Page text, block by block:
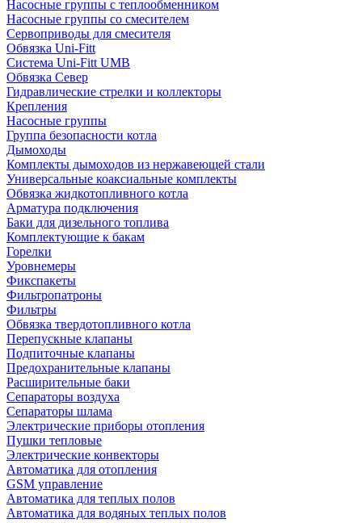
Насосные группы с теплообменником
Насосные группы со смесителем
Сервоприводы для смесителя
Обвязка Uni-Fitt
Система Uni-Fitt UMB
Обвязка Север
Гидравлические стрелки и коллекторы
Крепления
Насосные группы
Группа безопасности котла
Дымоходы
Комплекты дымоходов из нержавеющей стали
Универсальные коаксиальные комплекты
Обвязка жидкотопливного котла
Арматура подключения
Баки для дизельного топлива
Комплектующие к бакам
Горелки
Уровнемеры
Фикспакеты
Фильтропатроны
Фильтры
Обвязка твердотопливного котла
Перепускные клапаны
Подпиточные клапаны
Предохранительные клапаны
Расширительные баки
Сепараторы воздуха
Сепараторы шлама
Электрические приборы отопления
Пушки тепловые
Электрические конвекторы
Автоматика для отопления
GSM управление
Автоматика для теплых полов
Автоматика для водяных теплых полов